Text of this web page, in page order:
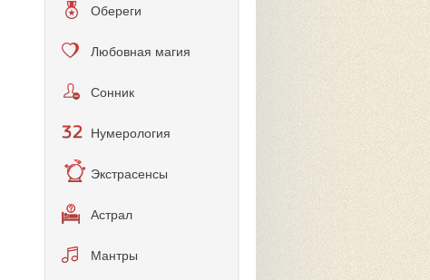
Обереги
Любовная магия
Сонник
Нумерология
Экстрасенсы
Астрал
Мантры